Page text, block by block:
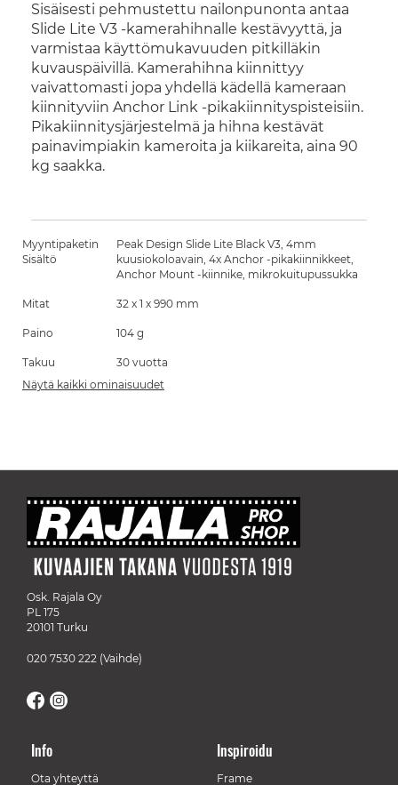
Sisäisesti pehmustettu nailonpunonta antaa
Slide Lite V3 -kamerahihnalle kestävyyttä, ja
varmistaa käyttömukavuuden pitkilläkin
kuvauspäivillä. Kamerahihna kiinnittyy
vaivattomasti jopa yhdellä kädellä kameraan
kiinnityviin Anchor Link -pikakiinnityspisteisiin.
Pikakiinnitysjärjestelmä ja hihna kestävät
painavimpiakin kameroita ja kiikareita, aina 90
kg saakka.
Myyntipaketin
Sisältö
Peak Design Slide Lite Black V3, 4mm
kuusiokoloavain, 4x Anchor -pikakiinnikkeet,
Anchor Mount -kiinnike, mikrokuitupussukka
Mitat 32 x 1 x 990 mm
Paino 104 g
Takuu
30 vuotta
Näytä kaikki ominaisuudet
Osk. Rajala Oy
PL 175
20101 Turku
020 7530 222 (Vaihde)
Info
Ota yhteyttä
Inspiroidu
Frame